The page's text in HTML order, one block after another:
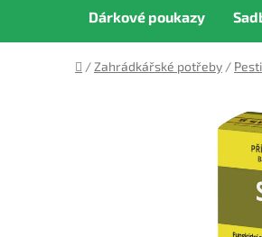
Dárkové poukazy
Domů
/ Zahrádkářské potřeby /